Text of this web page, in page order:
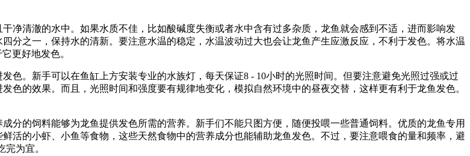
净清澈的水中。如果水质不佳，比如酸碱度失衡或者水中含有过多杂质，龙鱼就会感到不适，进而影响发
分之一，保持水的清新。要注意水温的稳定，水温波动过大也会让龙鱼产生应激反应，不利于发色。将水温
更好地发色。
色。新手可以在鱼缸上方安装专业的水族灯，每天保证8 - 10小时的光照时间。但要注意避免光照过强或过
色的效果。而且，光照时间和强度要有规律地变化，模拟自然环境中的昼夜交替，这样更有利于龙鱼发色。
分的饲料能够为龙鱼提供发色所需的营养。新手们不能只图方便，随便投喂一些普通饲料。优质的龙鱼专用
活的小虾、小鱼等食物，这些天然食物中的营养成分也能辅助龙鱼发色。不过，要注意喂食的量和频率，避
为宜。